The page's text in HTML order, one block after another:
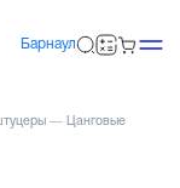
Барнаул
— Цанговые